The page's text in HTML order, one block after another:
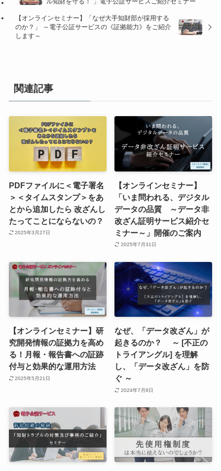
【オンラインセミナー】「なぜ大手知財部が採用する
のか？」 ～電子公証サービスの《証拠能力》をご紹介
します～
関連記事
PDFファイルに＜電子署名
＞＜タイムスタンプ＞をあ
とから追加したら 改ざんし
たってことにならないの？
2025年3月27日
【オンラインセミナー】
「いま問われる、デジタル
データの品質 ～データ非
改ざん証明サービス紹介セ
ミナー～」開催のご案内
2025年7月31日
【オンラインセミナー】研
究開発情報の証拠力を高め
る！月報・報告書への証跡
付与と効果的な運用方法
2025年5月21日
なぜ、「データ改ざん」が
起きるのか？ ～ [不正の
トライアングル] を理解
し、「データ改ざん」を防
ぐ ～
2024年7月8日